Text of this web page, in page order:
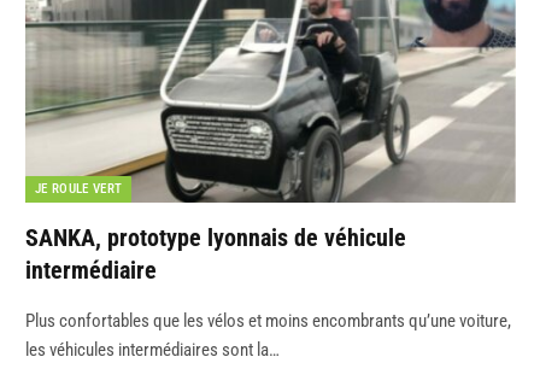
JE ROULE VERT
SANKA, prototype lyonnais de véhicule
intermédiaire
Plus confortables que les vélos et moins encombrants qu’une voiture,
les véhicules intermédiaires sont la…